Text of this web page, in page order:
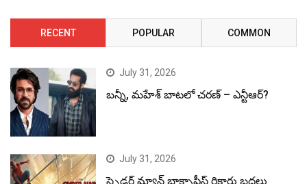
RECENT POPULAR COMMON
July 31, 2026
బన్నీ, మహేశ్ బాటలో చరణ్ – ఎన్టీఆర్?
July 31, 2026
స్పైడర్ మ్యాన్ బాక్సాఫీస్ రికార్డు బద్దలు